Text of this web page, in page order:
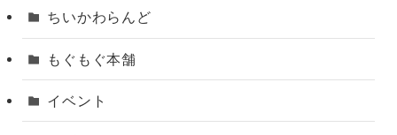
ちいかわらんど
もぐもぐ本舗
イベント